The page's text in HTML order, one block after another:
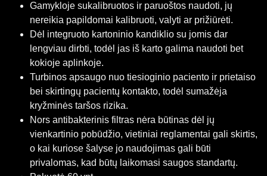
Gamykloje sukalibruotos ir paruoštos naudoti, jų
nereikia papildomai kalibruoti, valyti ar prižiūrėti.
Dėl integruoto kartoninio kandiklio su jomis dar
lengviau dirbti, todėl jas iš karto galima naudoti bet
kokioje aplinkoje.
Turbinos apsaugo nuo tiesioginio paciento ir prietaiso
bei skirtingų pacientų kontakto, todėl sumažėja
kryžminės taršos rizika.
Nors antibakterinis filtras nėra būtinas dėl jų
vienkartinio pobūdžio, vietiniai reglamentai gali skirtis,
o kai kuriose šalyse jo naudojimas gali būti
privalomas, kad būtų laikomasi saugos standartų.